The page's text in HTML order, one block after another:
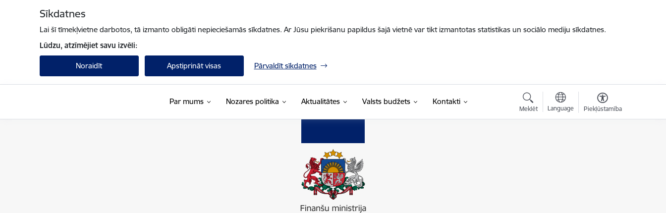
Sīkdatnes
Lai šī tīmekļvietne darbotos, tā izmanto obligāti nepieciešamās sīkdatnes. Ar Jūsu piekrišanu papildus šajā vietnē var tikt izmantotas statistikas un sociālo mediju sīkdatnes.
Lūdzu, atzīmējiet savu izvēli:
Noraidīt Apstiprināt visas Pārvaldīt sīkdatnes
Par mums Nozares politika Aktualitātes Valsts budžets Kontakti
Meklēt Language Piekļūstamība